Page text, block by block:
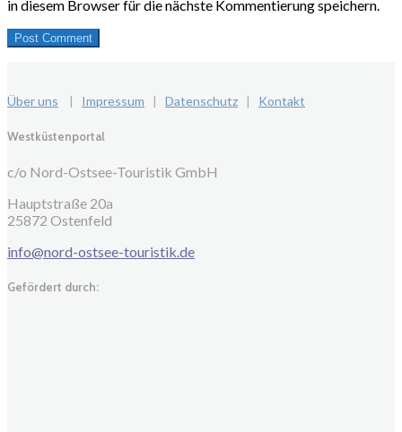
in diesem Browser für die nächste Kommentierung speichern.
Über uns | Impressum | Datenschutz | Kontakt
Westküstenportal
c/o Nord-Ostsee-Touristik GmbH
Hauptstraße 20a
25872 Ostenfeld
info@nord-ostsee-touristik.de
Gefördert durch: